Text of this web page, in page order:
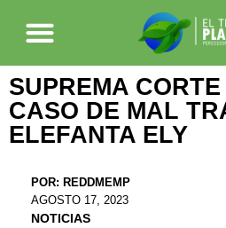
SUPREMA
CASO DE MAL
ELEFANTA ELY
POR: REDDMEMP
AGOSTO 17, 2023
NOTICIAS